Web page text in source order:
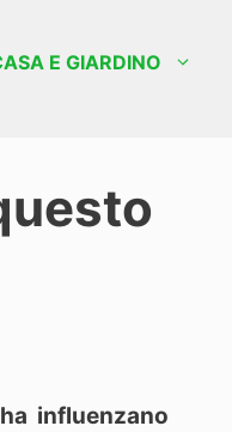
E GIARDINO
ha influenzano